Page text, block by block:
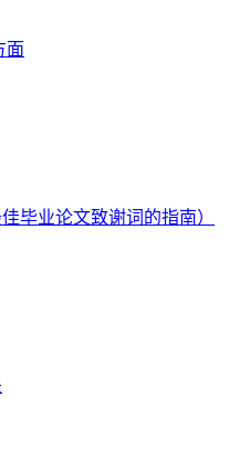
面
毕业论文致谢词的指南）